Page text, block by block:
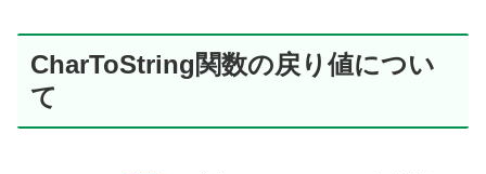
CharToString関数の戻り値につい
て